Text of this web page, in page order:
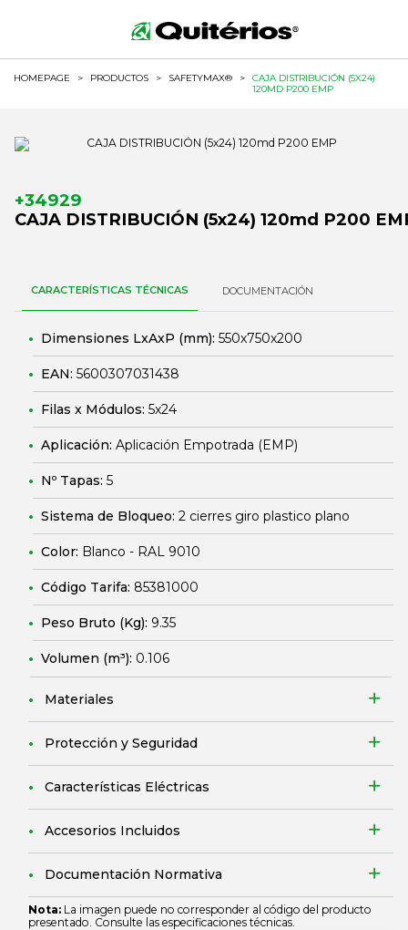
HOMEPAGE > PRODUCTOS > SAFETYMAX® >
CAJA DISTRIBUCIÓN (5X24)
120MD P200 EMP
+34929
CAJA DISTRIBUCIÓN (5x24) 120md P200
CARACTERÍSTICAS TÉCNICAS DOCUMENTACIÓN
Dimensiones LxAxP (mm): 550x750x200
EAN: 5600307031438
Filas x Módulos: 5x24
Aplicación: Aplicación Empotrada (EMP)
Nº Tapas: 5
Sistema de Bloqueo: 2 cierres giro plastico plano
Color: Blanco - RAL 9010
Código Tarifa: 85381000
Peso Bruto (Kg): 9.35
Volumen (m³): 0.106
Materiales
Protección y Seguridad
Características Eléctricas
Accesorios Incluidos
Documentación Normativa
Nota: La imagen puede no corresponder al código del producto
presentado. Consulte las especificaciones técnicas.